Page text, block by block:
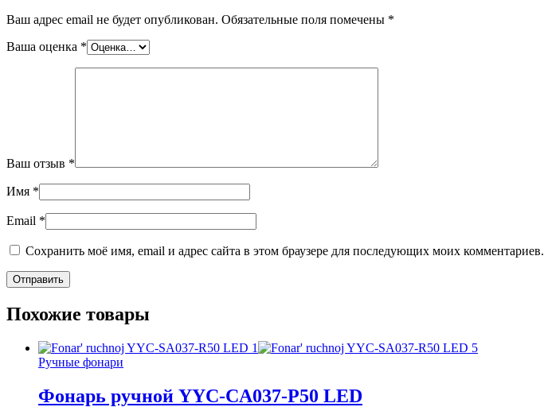
Ваш адрес email не будет опубликован. Обязательные поля помечены *
Ваша оценка *
Ваш отзыв *
Имя *
Email *
Сохранить моё имя, email и адрес сайта в этом браузере для последующих моих комментариев.
Похожие товары
Ручные фонари
Фонарь ручной YYC-CA037-P50 LED